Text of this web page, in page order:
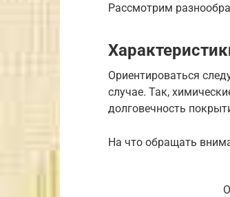
Рассмотрим
Ориентироваться
случае. Так,
долговечность
На что обращать